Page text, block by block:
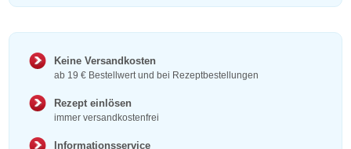
Keine Versandkosten
ab 19 € Bestellwert und bei Rezeptbestellungen
Rezept einlösen
immer versandkostenfrei
Informationsservice